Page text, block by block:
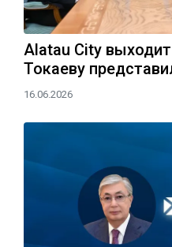
Alatau City
Токаеву
16.06.2026